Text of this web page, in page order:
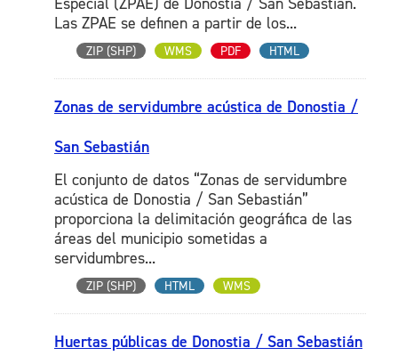
Las ZPAE se definen a partir de los...
ZIP (SHP) WMS PDF HTML
Zonas de servidumbre acústica de Donostia /
San Sebastián
El conjunto de datos “Zonas de servidumbre
acústica de Donostia / San Sebastián”
proporciona la delimitación geográfica de las
áreas del municipio sometidas a
servidumbres...
ZIP (SHP) HTML WMS
Huertas públicas de Donostia / San Sebastián